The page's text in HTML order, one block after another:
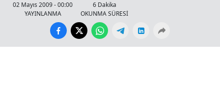
02 Mayıs 2009 - 00:00
YAYINLANMA
6 Dakika
OKUNMA SÜRESİ